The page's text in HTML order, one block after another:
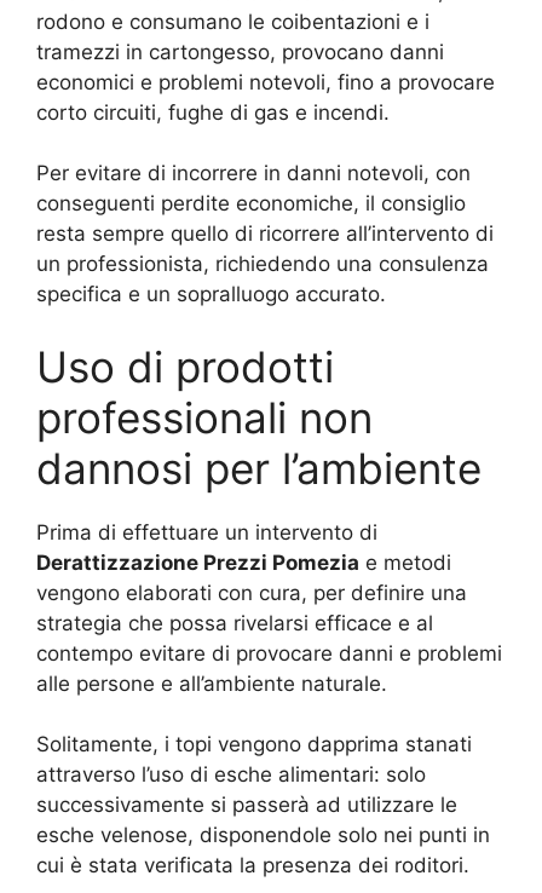
rodono e consumano le coibentazioni e i
tramezzi in cartongesso, provocano danni
economici e problemi notevoli, fino a provocare
corto circuiti, fughe di gas e incendi.
Per evitare di incorrere in danni notevoli, con
conseguenti perdite economiche, il consiglio
resta sempre quello di ricorrere all’intervento di
un professionista, richiedendo una consulenza
specifica e un sopralluogo accurato.
Uso di prodotti
professionali non
dannosi per l’ambiente
Prima di effettuare un intervento di
Derattizzazione Prezzi Pomezia e metodi
vengono elaborati con cura, per definire una
strategia che possa rivelarsi efficace e al
contempo evitare di provocare danni e problemi
alle persone e all’ambiente naturale.
Solitamente, i topi vengono dapprima stanati
attraverso l’uso di esche alimentari: solo
successivamente si passerà ad utilizzare le
esche velenose, disponendole solo nei punti in
cui è stata verificata la presenza dei roditori.